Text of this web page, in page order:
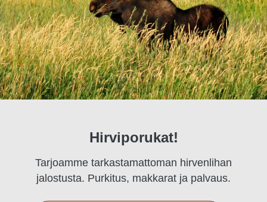
Hirviporukat!
Tarjoamme tarkastamattoman hirvenlihan
jalostusta. Purkitus, makkarat ja palvaus.